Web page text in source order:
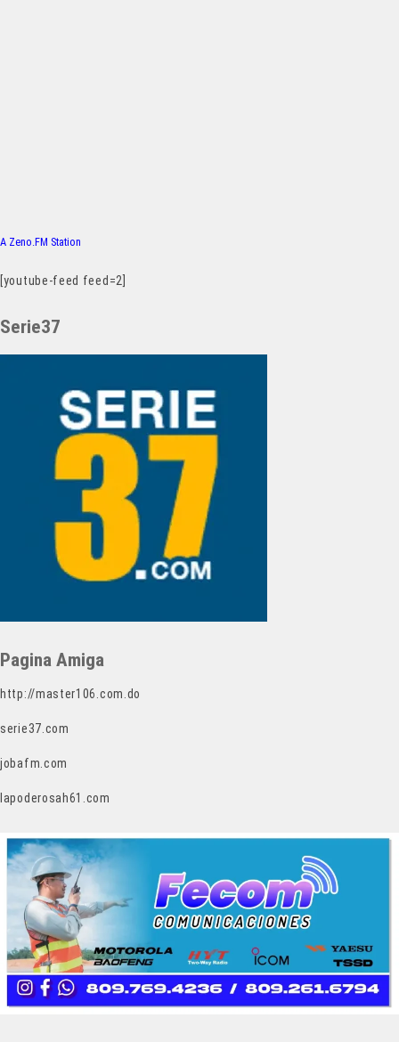
A Zeno.FM Station
[youtube-feed feed=2]
Serie37
Pagina Amiga
http://master106.com.do
serie37.com
jobafm.com
lapoderosah61.com